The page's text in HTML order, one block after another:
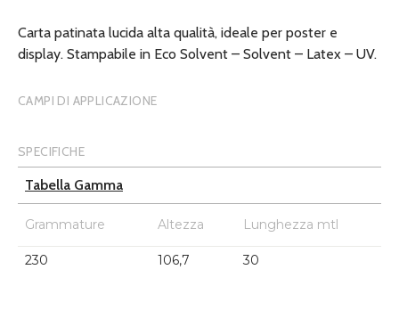
Carta patinata lucida alta qualità, ideale per poster e
display. Stampabile in Eco Solvent – Solvent – Latex – UV.
CAMPI DI APPLICAZIONE
SPECIFICHE
Tabella Gamma
Grammature Altezza Lunghezza mtl
230 106,7 30